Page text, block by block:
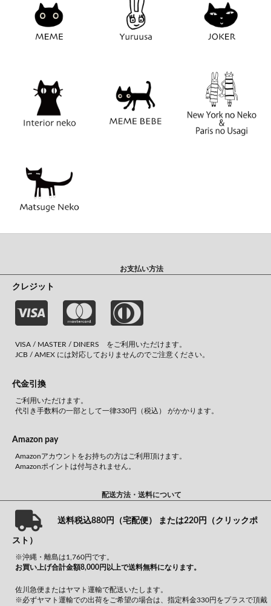
お支払い方法
クレジット
VISA / MASTER / DINERS をご利用いただけます。
JCB / AMEX には対応しておりませんのでご注意ください。
代金引換
ご利用いただけます。
代引き手数料の一部として一律330円（税込） がかかります。
Amazon pay
Amazonアカウントをお持ちの方はご利用頂けます。
Amazonポイントは付与されません。
配送方法・送料について
送料税込880円（宅配便） または220円（クリックポ
スト）
※沖縄・離島は1,760円です。
お買い上げ合計金額8,000円以上で送料無料になります。
佐川急便またはヤマト運輸で配送いたします。
※必ずヤマト運輸での出荷をご希望の場合は、指定料金330円をプラスで頂戴